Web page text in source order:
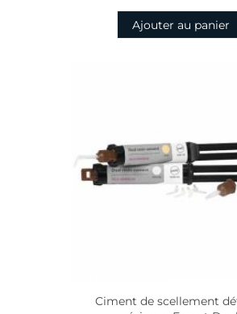
Ajouter au panier
Ciment de scellement